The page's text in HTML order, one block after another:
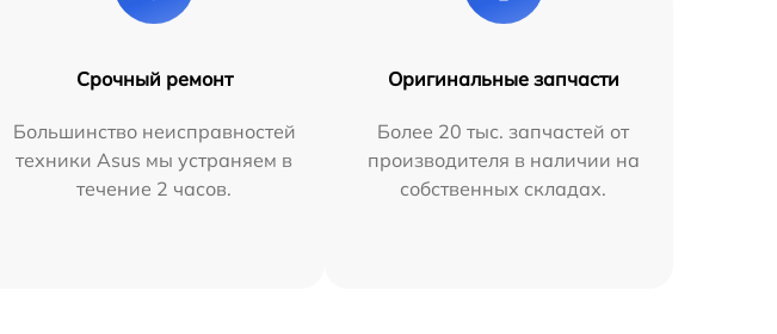
Срочный ремонт
Большинство неисправностей
техники Asus мы устраняем в
течение 2 часов.
Оригинальные запчасти
Более 20 тыс. запчастей от
производителя в наличии на
собственных складах.